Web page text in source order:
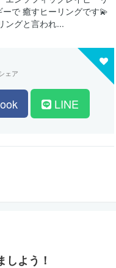
で 癒すヒーリングです💫
ングと言われ...
ェア
LINE
よう！